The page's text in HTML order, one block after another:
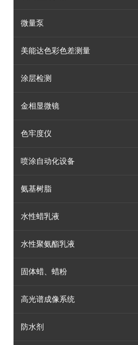
微量泵
美能达色彩色差测量
涂层检测
金相显微镜
色牢度仪
喷涂自动化设备
氨基树脂
水性蜡乳液
水性聚氨酯乳液
固体蜡、蜡粉
高光谱成像系统
防水剂